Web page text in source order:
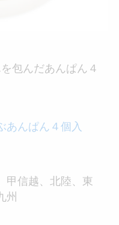
包んだあんぱん４
あんぱん４個入
甲信越、北陸、東
州